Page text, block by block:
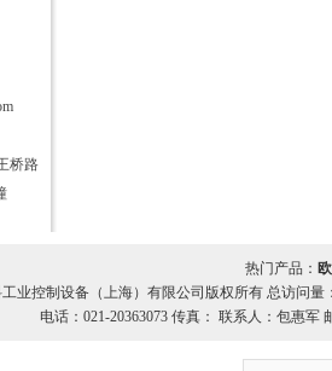
桥路
热门产品：
业控制设备（上海）有限公司版权所有 总访问量
电话：021-20363073 传真： 联系人：包惠军